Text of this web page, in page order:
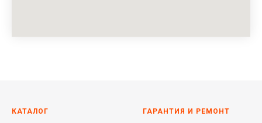
КАТАЛОГ ГАРАНТИЯ И РЕМОНТ